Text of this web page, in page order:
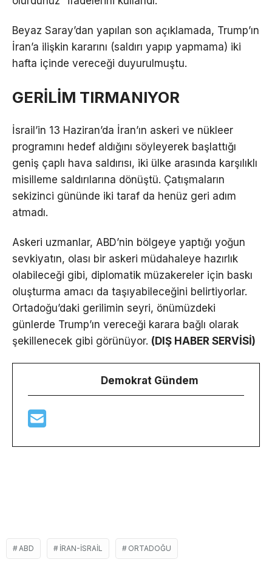
Beyaz Saray’dan yapılan son açıklamada, Trump’ın
İran’a ilişkin kararını (saldırı yapıp yapmama) iki
hafta içinde vereceği duyurulmuştu.
GERİLİM TIRMANIYOR
İsrail’in 13 Haziran’da İran’ın askeri ve nükleer
programını hedef aldığını söyleyerek başlattığı
geniş çaplı hava saldırısı, iki ülke arasında karşılıklı
misilleme saldırılarına dönüştü. Çatışmaların
sekizinci gününde iki taraf da henüz geri adım
atmadı.
Askeri uzmanlar, ABD’nin bölgeye yaptığı yoğun
sevkiyatın, olası bir askeri müdahaleye hazırlık
olabileceği gibi, diplomatik müzakereler için baskı
oluşturma amacı da taşıyabileceğini belirtiyorlar.
Ortadoğu’daki gerilimin seyri, önümüzdeki
günlerde Trump’ın vereceği karara bağlı olarak
şekillenecek gibi görünüyor. (DIŞ HABER SERVİSİ)
Demokrat Gündem
ABD IRAN-ISRAIL ORTADOĞU